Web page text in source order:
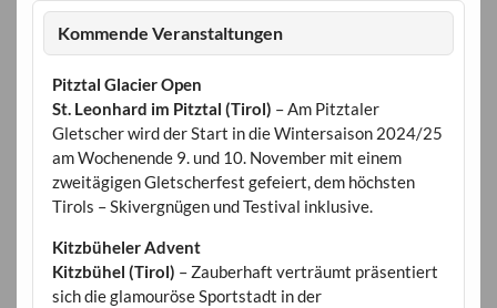
Kommende Veranstaltungen
Pitztal Glacier Open
St. Leonhard im Pitztal (Tirol) – Am Pitztaler
Gletscher wird der Start in die Wintersaison 2024/25
am Wochenende 9. und 10. November mit einem
zweitägigen Gletscherfest gefeiert, dem höchsten
Tirols – Skivergnügen und Testival inklusive.
Kitzbüheler Advent
Kitzbühel (Tirol) – Zauberhaft verträumt präsentiert
sich die glamouröse Sportstadt in der